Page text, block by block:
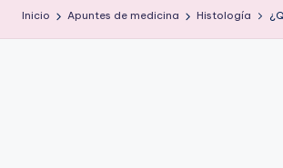
o
m
estudio,
Inicio Apuntes de medicina Histología